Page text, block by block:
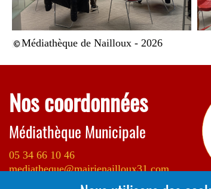
Médiathèque de Nailloux - 2026
Nos coordonnées
Médiathèque Municipale
05 34 66 10 46
mediatheque@mairienailloux31.com